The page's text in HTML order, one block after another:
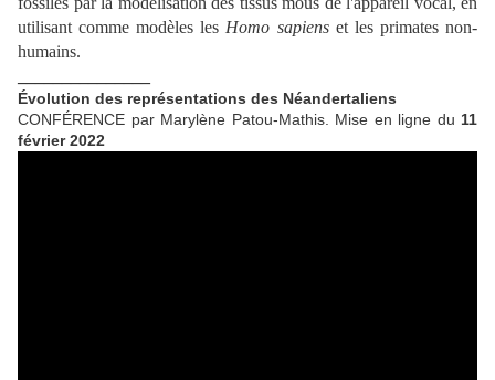
utilisant comme modèles les Homo sapienset les primates non-
humains.
Évolution des représentations des Néandertaliens
CONFÉRENCE par Marylène Patou-Mathis. Mise en ligne du 11
février 2022